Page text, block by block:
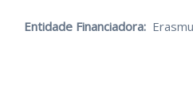
Entidade Financiadora: